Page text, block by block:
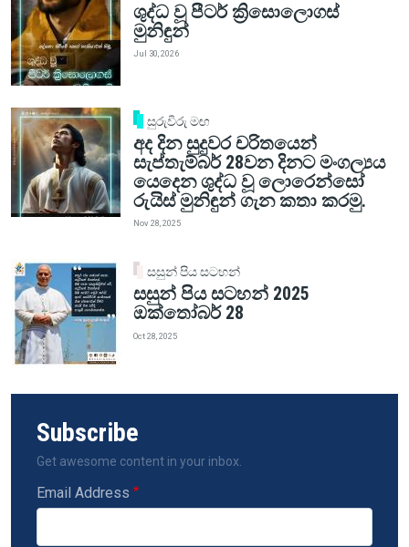
ශුද්ධ වූ පීටර් ක්‍රිසොලොගස්
මුනිඳුන්
Jul 30, 2026
සුරුවිරු මඟ
අද දින සුදුවර චරිතයෙන්
සැප්තැම්බර් 28වන දිනට මංගල්‍යය
යෙදෙන ශුද්ධ වූ ලොරෙන්සෝ
රුයිස් මුනිඳුන් ගැන කතා කරමු.
Nov 28, 2025
සසුන් පිය සටහන්
සසුන් පිය සටහන් 2025
ඔක්තෝබර් 28
Oct 28, 2025
Subscribe
Get awesome content in your inbox.
Email Address